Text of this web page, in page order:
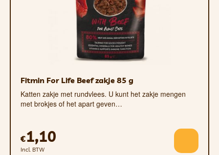
Fitmin For Life Beef zakje 85 g
Katten zakje met rundvlees. U kunt het zakje mengen
met brokjes of het apart geven…
€1,10
Incl. BTW